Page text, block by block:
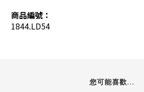
商品編號：
1844.LD54
您可能喜歡...